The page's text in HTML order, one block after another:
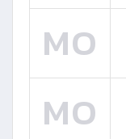
MO
MO